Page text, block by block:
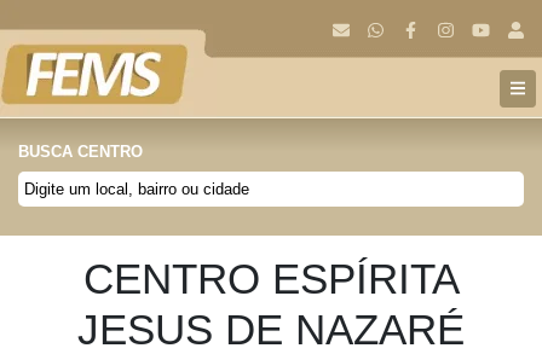
BUSCA CENTRO
CENTRO ESPÍRITA
JESUS DE NAZARÉ